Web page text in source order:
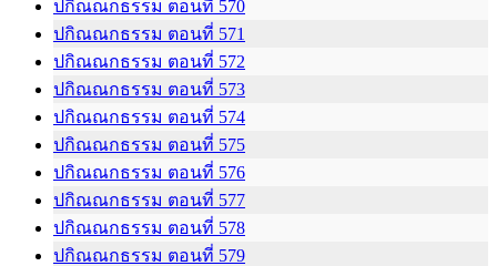
ปกิณณกธรรม ตอนที่ 570
ปกิณณกธรรม ตอนที่ 571
ปกิณณกธรรม ตอนที่ 572
ปกิณณกธรรม ตอนที่ 573
ปกิณณกธรรม ตอนที่ 574
ปกิณณกธรรม ตอนที่ 575
ปกิณณกธรรม ตอนที่ 576
ปกิณณกธรรม ตอนที่ 577
ปกิณณกธรรม ตอนที่ 578
ปกิณณกธรรม ตอนที่ 579